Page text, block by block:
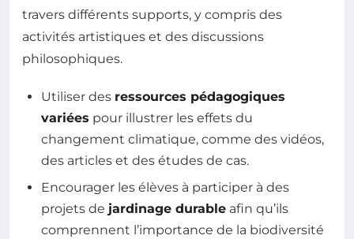
travers différents supports, y compris des
activités artistiques et des discussions
philosophiques.
Utiliser des ressources pédagogiques
variées pour illustrer les effets du
changement climatique, comme des vidéos,
des articles et des études de cas.
Encourager les élèves à participer à des
projets de jardinage durable afin qu’ils
comprennent l’importance de la biodiversité